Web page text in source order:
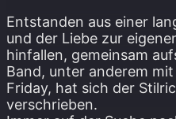
Entstanden aus einer
und der Liebe zur
hinfallen, gemeinsam
Band, unter anderem
Friday, hat sich der
verschrieben.